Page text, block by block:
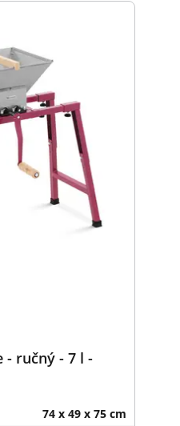
- ručný - 7 l -
74 x 49 x 75 cm